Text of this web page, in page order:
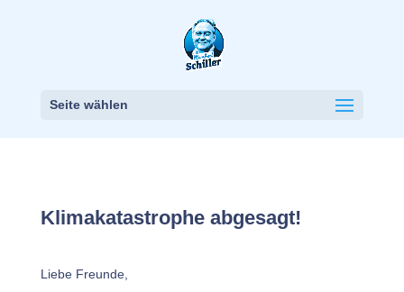
Seite wählen
Klimakatastrophe abgesagt!
Liebe Freunde,